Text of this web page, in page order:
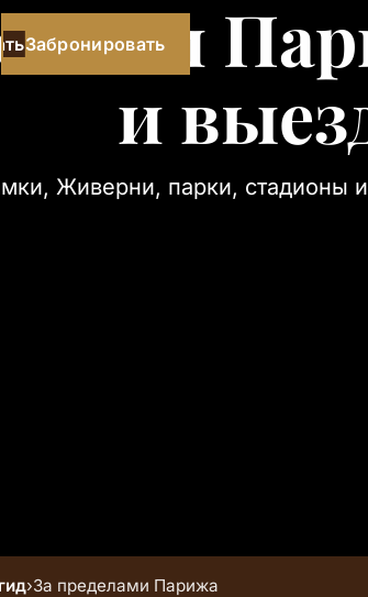
Забронировать
и
Живерни, парки, стадионы
›За пределами Парижа